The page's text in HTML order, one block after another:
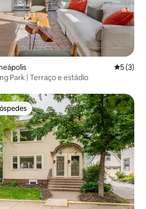
5 de
5 (3)
Park | Terraço e estádio
preferidos dos hóspedes